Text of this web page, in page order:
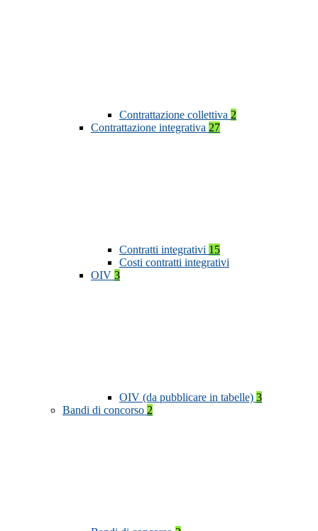
Contrattazione collettiva 2
Contrattazione integrativa 27
Contratti integrativi 15
Costi contratti integrativi
OIV 3
OIV (da pubblicare in tabelle) 3
Bandi di concorso 2